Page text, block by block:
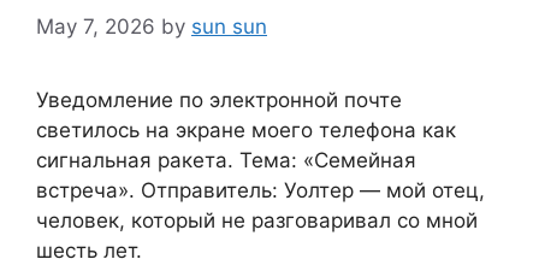
May 7, 2026 by sun sun
Уведомление по электронной почте
светилось на экране моего телефона как
сигнальная ракета. Тема: «Семейная
встреча». Отправитель: Уолтер — мой отец,
человек, который не разговаривал со мной
шесть лет.